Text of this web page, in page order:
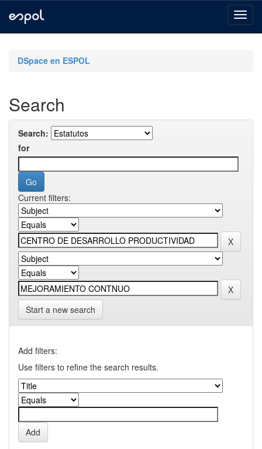
navigationDSpace en ESPOL
Search
Search:
for
Current filters:
Start a new search
Add filters:
Use filters to refine the search results.